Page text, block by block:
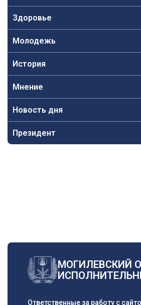
Здоровье
Молодежь
История
Мнение
Новость дня
Президент
МОГИЛЕВСКИЙ
Ответственные за работу с